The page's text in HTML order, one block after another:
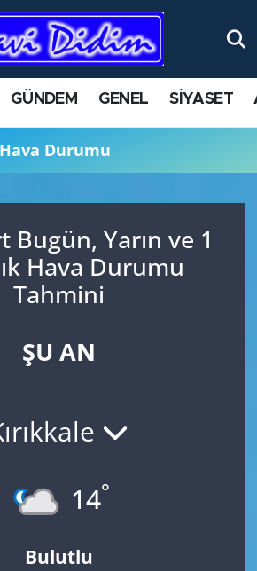
GÜNDEM GENEL SİYASET
Durumu
Bugün, Yarın ve 1
Hava Durumu
Tahmini
ŞU AN
14°
Bulutlu
Durumu ve Fikstür